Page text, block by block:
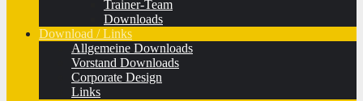
Trainer-Team
Downloads
Download / Links
Allgemeine Downloads
Vorstand Downloads
Corporate Design
Links